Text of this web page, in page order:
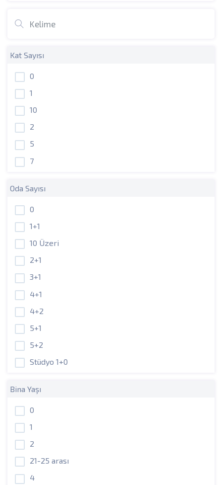
Kat Sayısı
0
1
10
2
5
7
Oda Sayısı
0
1+1
10 Üzeri
2+1
3+1
4+1
4+2
5+1
5+2
Stüdyo 1+0
Bina Yaşı
0
1
2
21-25 arası
4